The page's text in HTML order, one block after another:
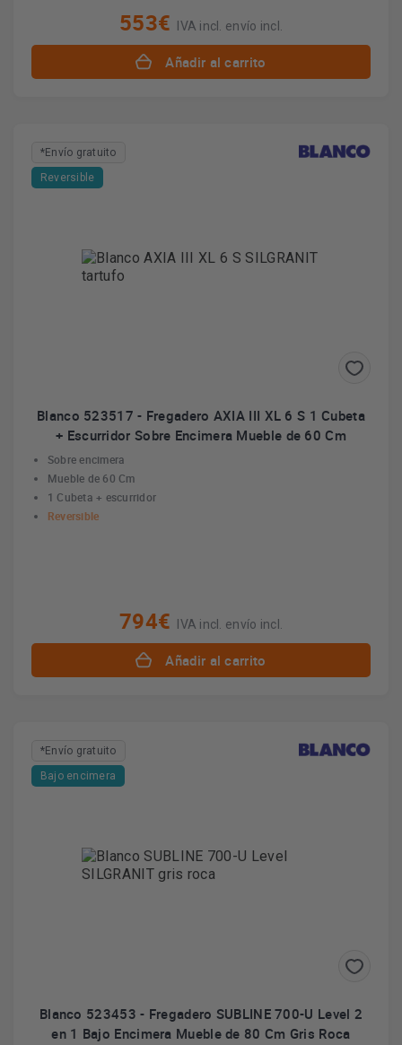
553€ IVA incl. envío incl.
Añadir al carrito
*Envío gratuito
Reversible
Blanco 523517 - Fregadero AXIA III XL 6 S 1 Cubeta
+ Escurridor Sobre Encimera Mueble de 60 Cm
Sobre encimera
Mueble de 60 Cm
1 Cubeta + escurridor
Reversible
794€ IVA incl. envío incl.
Añadir al carrito
*Envío gratuito
Bajo encimera
Blanco 523453 - Fregadero SUBLINE 700-U Level 2
en 1 Bajo Encimera Mueble de 80 Cm Gris Roca